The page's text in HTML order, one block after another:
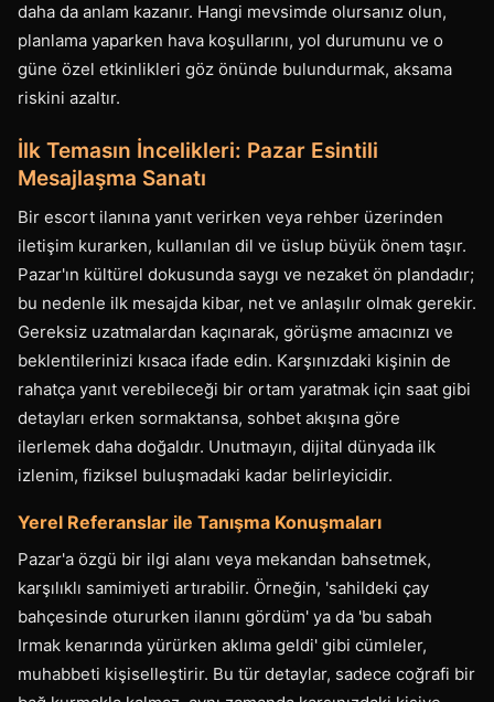
daha da anlam kazanır. Hangi mevsimde olursanız olun,
planlama yaparken hava koşullarını, yol durumunu ve o
güne özel etkinlikleri göz önünde bulundurmak, aksama
riskini azaltır.
İlk Temasın İncelikleri: Pazar Esintili
Mesajlaşma Sanatı
Bir escort ilanına yanıt verirken veya rehber üzerinden
iletişim kurarken, kullanılan dil ve üslup büyük önem taşır.
Pazar'ın kültürel dokusunda saygı ve nezaket ön plandadır;
bu nedenle ilk mesajda kibar, net ve anlaşılır olmak gerekir.
Gereksiz uzatmalardan kaçınarak, görüşme amacınızı ve
beklentilerinizi kısaca ifade edin. Karşınızdaki kişinin de
rahatça yanıt verebileceği bir ortam yaratmak için saat gibi
detayları erken sormaktansa, sohbet akışına göre
ilerlemek daha doğaldır. Unutmayın, dijital dünyada ilk
izlenim, fiziksel buluşmadaki kadar belirleyicidir.
Yerel Referanslar ile Tanışma Konuşmaları
Pazar'a özgü bir ilgi alanı veya mekandan bahsetmek,
karşılıklı samimiyeti artırabilir. Örneğin, 'sahildeki çay
bahçesinde otururken ilanını gördüm' ya da 'bu sabah
Irmak kenarında yürürken aklıma geldi' gibi cümleler,
muhabbeti kişiselleştirir. Bu tür detaylar, sadece coğrafi bir